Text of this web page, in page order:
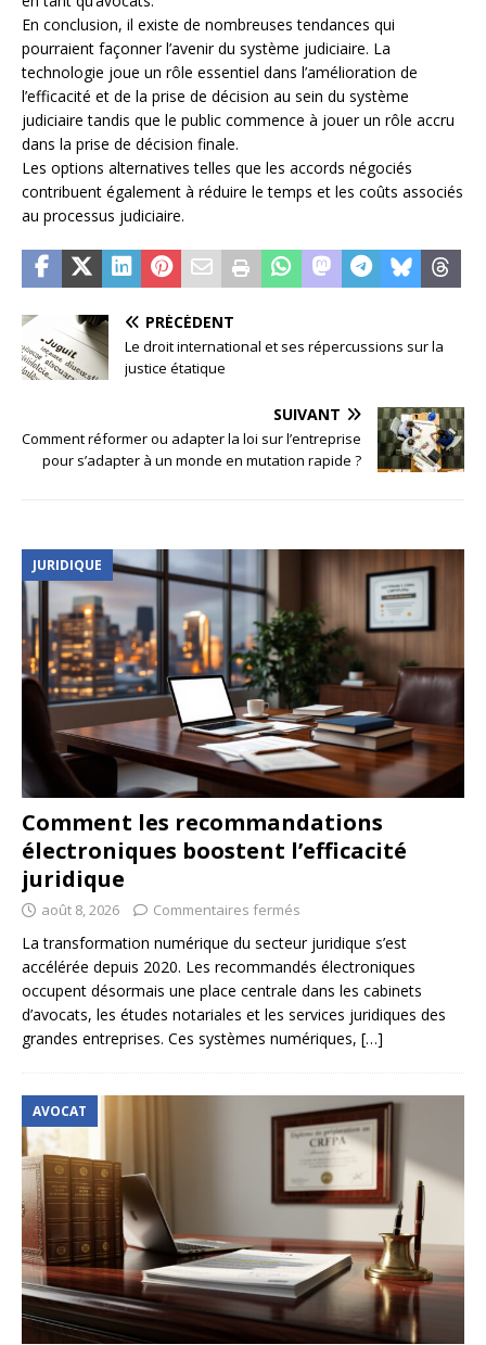
En conclusion, il existe de nombreuses tendances qui
pourraient façonner l’avenir du système judiciaire. La
technologie joue un rôle essentiel dans l’amélioration de
l’efficacité et de la prise de décision au sein du système
judiciaire tandis que le public commence à jouer un rôle accru
dans la prise de décision finale.
Les options alternatives telles que les accords négociés
contribuent également à réduire le temps et les coûts associés
au processus judiciaire.
PRÉCÉDENT
Le droit international et ses répercussions sur la
justice étatique
SUIVANT
Comment réformer ou adapter la loi sur l’entreprise
pour s’adapter à un monde en mutation rapide ?
JURIDIQUE
Comment les recommandations
électroniques boostent l’efficacité
juridique
août 8, 2026 Commentaires fermés
La transformation numérique du secteur juridique s’est
accélérée depuis 2020. Les recommandés électroniques
occupent désormais une place centrale dans les cabinets
d’avocats, les études notariales et les services juridiques des
grandes entreprises. Ces systèmes numériques, […]
AVOCAT